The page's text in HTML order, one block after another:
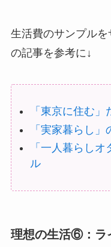
生活費のサンプル
の記事を参考に↓
「東京に住む
「実家暮らし
「一人暮らし
ル
理想の生活⑥：ラ